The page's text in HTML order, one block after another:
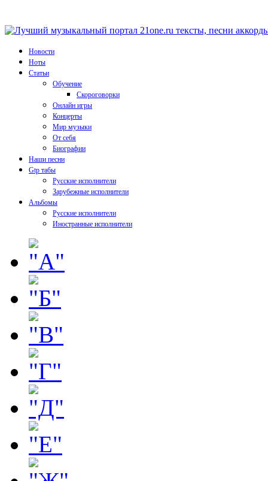
Новости
Ноты
Статьи
Обучение
Скороговорки
Онлайн игры
Концерты
Мир музыки
От себя
Биографии
Наши песни
Gtp табы
Русские исполнители
Зарубежные исполнители
Альбомы
Русские исполнители
Иностранные исполнители